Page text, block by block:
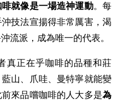
就像是一場造神運動。每
技法宣揚得非常厲害，渴
流派，成為唯一的代表。
真正在乎咖啡的品種和莊
山、爪哇、曼特寧就能變
來品嚐咖啡的人大多是為